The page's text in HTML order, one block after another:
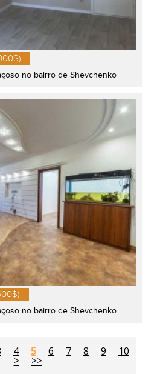
no bairro de Shevchenko
no bairro de Shevchenko
4 5 6 7 8 9 10
> >>